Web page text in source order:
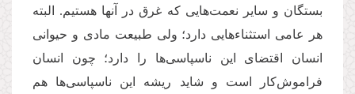
بستگان و سایر نعمت‌هایی که غرق در آنها هستیم. البته
هر عامی استثناءهایی دارد؛ ولی طبیعت مادی و حیوانی
انسان اقتضای این ناسپاسی‌ها را دارد؛ چون انسان
فراموش‌کار است و شاید ریشه این ناسپاسی‌ها هم